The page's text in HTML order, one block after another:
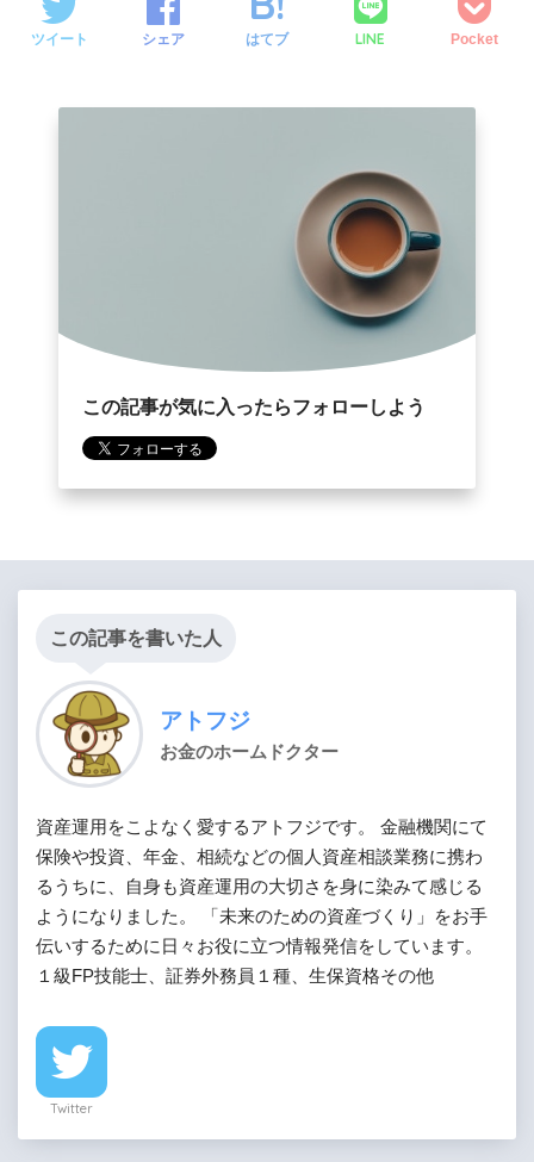
ツイート シェア はてブ LINE Pocket
この記事が気に入ったらフォローしよう
この記事を書いた人
アトフジ
お金のホームドクター
資産運用をこよなく愛するアトフジです。 金融機関にて
保険や投資、年金、相続などの個人資産相談業務に携わ
るうちに、自身も資産運用の大切さを身に染みて感じる
ようになりました。 「未来のための資産づくり」をお手
伝いするために日々お役に立つ情報発信をしています。
１級FP技能士、証券外務員１種、生保資格その他
Twitter